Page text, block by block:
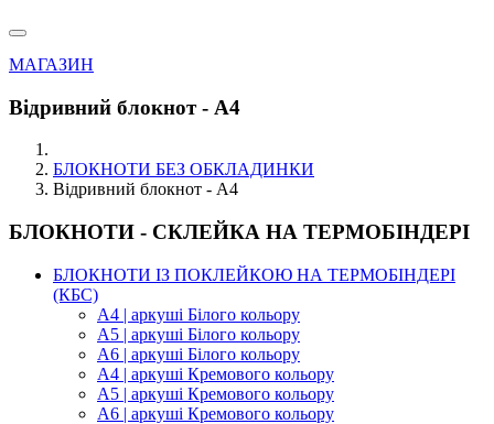
МАГАЗИН
Відривний блокнот - А4
БЛОКНОТИ БЕЗ ОБКЛАДИНКИ
Відривний блокнот - А4
БЛОКНОТИ - СКЛЕЙКА НА ТЕРМОБІНДЕРІ
БЛОКНОТИ ІЗ ПОКЛЕЙКОЮ НА ТЕРМОБІНДЕРІ
(КБС)
А4 | аркуші Білого кольору
А5 | аркуші Білого кольору
А6 | аркуші Білого кольору
А4 | аркуші Кремового кольору
А5 | аркуші Кремового кольору
А6 | аркуші Кремового кольору